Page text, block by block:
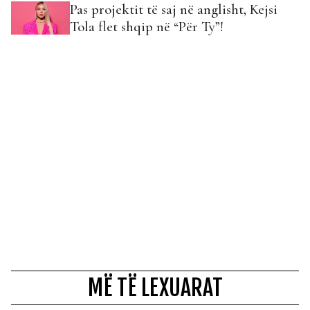
Pas projektit të saj në anglisht, Kejsi
Tola flet shqip në “Për Ty”!
MË TË LEXUARAT